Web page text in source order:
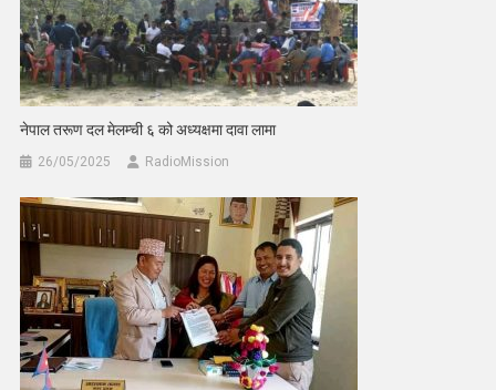
नेपाल तरूण दल मेलम्ची ६ को अध्यक्षमा दावा लामा
26/05/2025 RadioMission